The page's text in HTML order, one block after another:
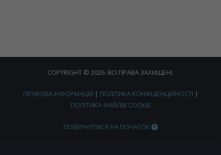
COPYRIGHT © 2026. ВСІ ПРАВА ЗАХИЩЕНІ.
ПРАВОВА ІНФОРМАЦІЯ | ПОЛІТИКА КОНФІДЕНЦІЙНОСТІ |
ПОЛІТИКА ФАЙЛІВ COOKIE
ПОВЕРНУТИСЯ НА ПОЧАТОК